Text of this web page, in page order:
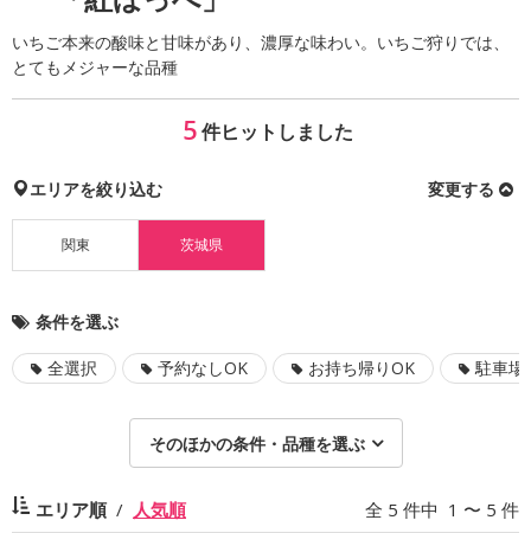
いちご本来の酸味と甘味があり、濃厚な味わい。いちご狩りでは、
とてもメジャーな品種
5件ヒットしました
エリアを絞り込む 変更する
関東 茨城県
条件を選ぶ
全選択 予約なしOK お持ち帰りOK 駐車場
そのほかの条件・品種を選ぶ
エリア順 人気順 全 5 件中 1 〜 5 件